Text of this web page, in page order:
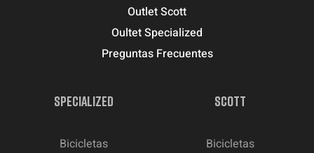
Outlet Scott
Oultet Specialized
Preguntas Frecuentes
SPECIALIZED
Bicicletas
SCOTT
Bicicletas